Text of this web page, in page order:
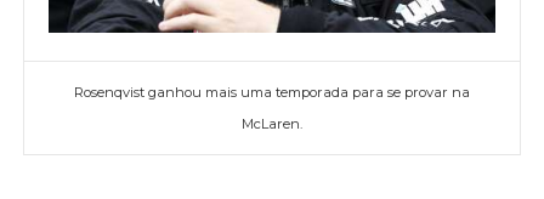
Rosenqvist ganhou mais uma temporada para se provar na
McLaren.